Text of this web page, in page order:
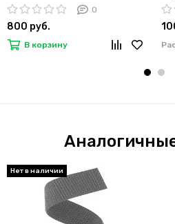
Instinct, Epix, Enduro, Venu,
Venu SQ, Tactix, Delta и др.
зарядное устройство 1 метр,
type-C
0
800 руб.
В корзину